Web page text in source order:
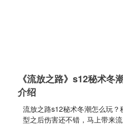
《流放之路》s12秘术冬
介绍
流放之路s12秘术冬潮怎么玩
型之后伤害还不错，马上带来